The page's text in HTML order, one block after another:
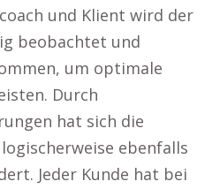
und Klient wird der
beobachtet und
um optimale
Durch
hat sich die
ebenfalls
Jeder Kunde hat bei